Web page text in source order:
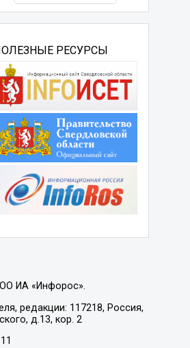
РЕСУРСЫ
ИА «Инфорос».
редакции: 117218, Россия,
д.13, кор. 2